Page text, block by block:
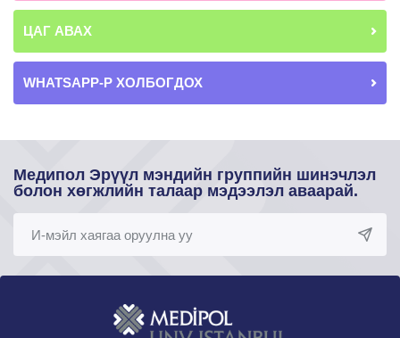
ЦАГ АВАХ
WHATSAPP-Р ХОЛБОГДОХ
Медипол Эрүүл мэндийн группийн шинэчлэл
болон хөгжлийн талаар мэдээлэл аваарай.